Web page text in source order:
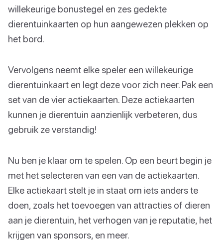
willekeurige bonustegel en zes gedekte
dierentuinkaarten op hun aangewezen plekken op
het bord.
Vervolgens neemt elke speler een willekeurige
dierentuinkaart en legt deze voor zich neer. Pak een
set van de vier actiekaarten. Deze actiekaarten
kunnen je dierentuin aanzienlijk verbeteren, dus
gebruik ze verstandig!
Nu ben je klaar om te spelen. Op een beurt begin je
met het selecteren van een van de actiekaarten.
Elke actiekaart stelt je in staat om iets anders te
doen, zoals het toevoegen van attracties of dieren
aan je dierentuin, het verhogen van je reputatie, het
krijgen van sponsors, en meer.